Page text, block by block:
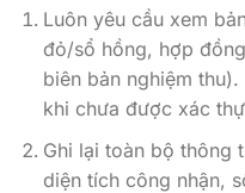
Luôn yêu cầu xem
đỏ/sổ hồng, hợp
biên bản nghiệm
khi chưa được xác
Ghi lại toàn bộ thông
diện tích công nhận,